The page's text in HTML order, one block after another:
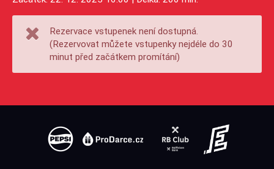
Rezervace vstupenek není dostupná.
(Rezervovat můžete vstupenky nejdéle do 30
minut před začátkem promítání)